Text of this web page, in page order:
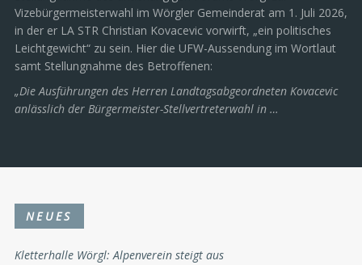
Vizebürgermeisterwahl im Wörgler Gemeinderat am 1. Juli 2026,
in der er LA STR Christian Kovacevic vorwirft, „ein politisches
Leichtgewicht“ zu sein. Hier die UFW-Aussendung im Wortlaut
samt Stellungnahme des Betroffenen:
„Die Ausführungen des Herren Landtagsabgeordneten Kovacevic
anlässlich der Bürgermeister-Stellvertreterwahl in …
NEUES
Kletterhalle Wörgl: Alpenverein steigt aus